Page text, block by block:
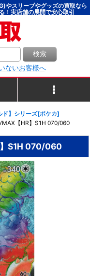
やスリーブやグッズの買取なら
！実店舗の展開で安心取引
検索
ないお客様へ
ド】シリーズ[ポケカ]
【HR】S1H 070/060
】S1H 070/060